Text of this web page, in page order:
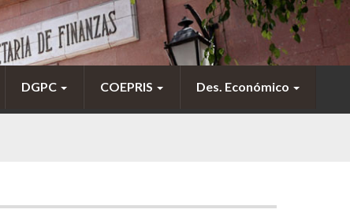
DGPC COEPRIS Des. Económico